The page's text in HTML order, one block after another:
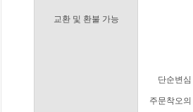
교환 및 환불 가능
단순변심
주문착오의